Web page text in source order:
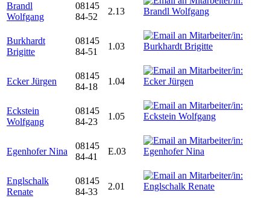
Brandl
Wolfgang
08145
84-52
2.13
Burkhardt
Brigitte
08145
84-51
1.03
Ecker Jürgen
08145
84-18
1.04
Eckstein
Wolfgang
08145
84-23
1.05
Egenhofer Nina
08145
84-41
E.03
Englschalk
Renate
08145
84-33
2.01